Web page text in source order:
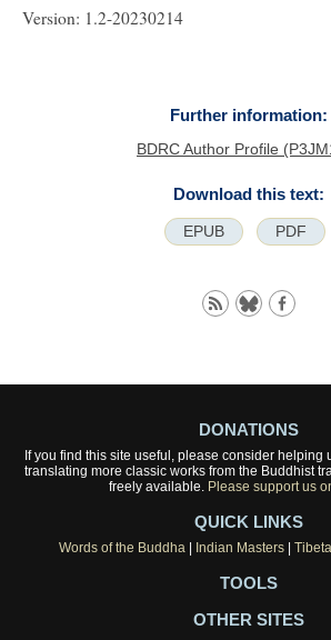
Version: 1.2-20230214
Further information:
BDRC Author Profile
Download this text:
EPUB PDF
DONATIONS
If you find this site useful, please consider helping
translating more classic works from the Buddhist
freely available. Please support us
QUICK LINKS
Words of the Buddha| Indian Masters|
TOOLS
OTHER SITES